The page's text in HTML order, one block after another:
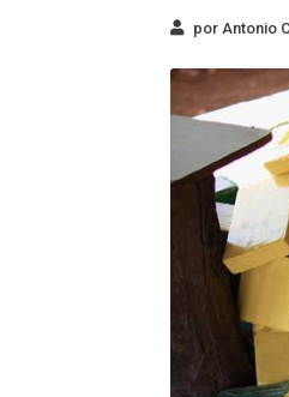
por Antonio